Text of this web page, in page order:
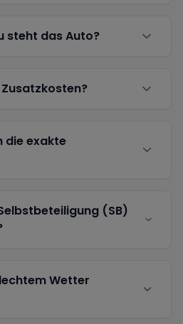
steht das Auto?
die exakte
(SB)
Wetter